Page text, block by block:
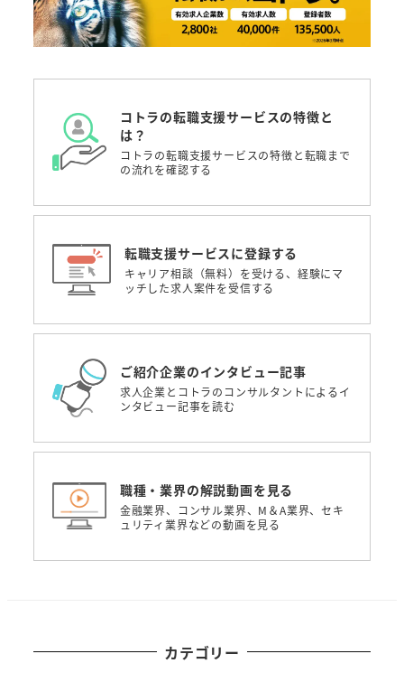
コトラの転職支援サービスの特徴と
は？
コトラの転職支援サービスの特徴と転職まで
の流れを確認する
転職支援サービスに登録する
キャリア相談（無料）を受ける、経験にマ
ッチした求人案件を受信する
ご紹介企業のインタビュー記事
求人企業とコトラのコンサルタントによるイ
ンタビュー記事を読む
職種・業界の解説動画を見る
金融業界、コンサル業界、M＆A業界、セキ
ュリティ業界などの動画を見る
カテゴリー